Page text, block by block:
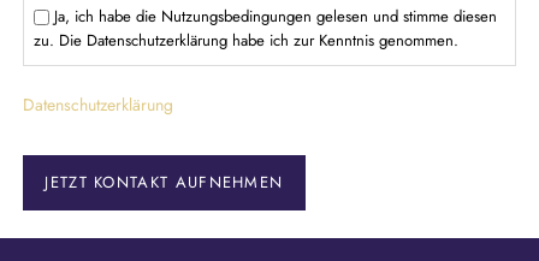
f
l
h
f
e
Ja, ich habe die Nutzungsbedingungen gelesen und stimme diesen
zu. Die Datenschutzerklärung habe ich zur Kenntnis genommen.
Datenschutzerklärung
JETZT KONTAKT AUFNEHMEN